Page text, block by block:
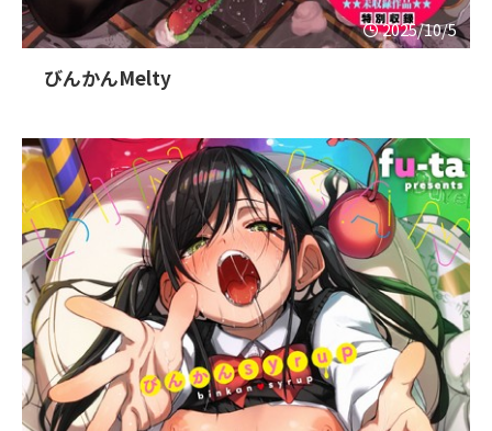
2025/10/5
びんかんMelty